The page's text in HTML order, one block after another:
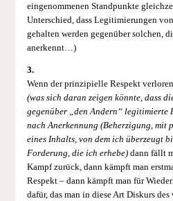
eingenommenen Standpunkte
Unterschied, dass Legitimierungen
gehalten werden gegenüber solchen,
anerkennt…)
3.
Wenn der prinzipielle Respekt
(was sich daran zeigen könnte, dass
gegenüber „den Andern“
nach Anerkennung (Beherzigung, mit
eines Inhalts, von dem ich überzeugt
Forderung, die ich erhebe)dann fällt
Kampf zurück, dann kämpft man
Respekt – dann kämpft man für
dafür, das man in diese Art Diskurs